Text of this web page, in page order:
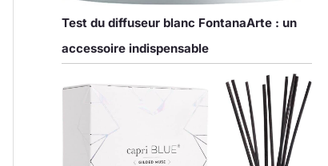
Test du diffuseur blanc FontanaArte : un
accessoire indispensable